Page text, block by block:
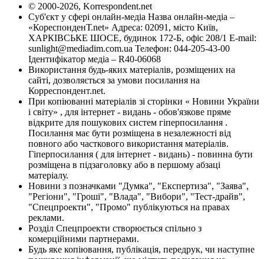
© 2000-2026, Korrespondent.net
Суб'єкт у сфері онлайн-медіа Назва онлайн-медіа –
«КореспонденТ.net» Адреса: 02091, місто Київ,
ХАРКІВСЬКЕ ШОСЕ, будинок 172-Б, офіс 208/1 E-mail:
sunlight@mediadim.com.ua Телефон: 044-205-43-00
Ідентифікатор медіа – R40-06068
Використання будь-яких матеріалів, розміщених на
сайті, дозволяється за умови посилання на
Корреспондент.net.
При копіюванні матеріалів зі сторінки « Новини України
і світу» , для інтернет - видань - обов'язкове пряме
відкрите для пошукових систем гіперпосилання .
Посилання має бути розміщена в незалежності від
повного або часткового використання матеріалів.
Гіперпосилання ( для інтернет - видань) - повинна бути
розміщена в підзаголовку або в першому абзаці
матеріалу.
Новини з позначками "Думка", "Експертиза", "Заява",
"Регіони", "Гроші", "Влада", "Вибори", "Тест-драйв",
"Спецпроекти", "Промо" публікуються на правах
реклами.
Розділ Спецпроекти створюється спільно з
комерційними партнерами.
Будь яке копіювання, публікація, передрук, чи наступне